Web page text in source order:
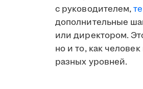
с руководителем,
дополнительные
или директором.
но и то, как
разных уровней.